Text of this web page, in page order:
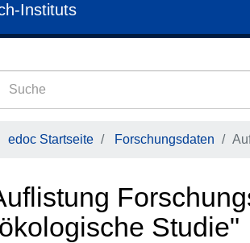
Instituts
edoc Startseite Forschungsdaten
Studie"